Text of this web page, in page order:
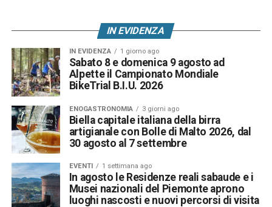
IN EVIDENZA
IN EVIDENZA 1 giorno ago
Sabato 8 e domenica 9 agosto ad
Alpette il Campionato Mondiale
BikeTrial B.I.U. 2026
ENOGASTRONOMIA 3 giorni ago
Biella capitale italiana della birra
artigianale con Bolle di Malto 2026, dal
30 agosto al 7 settembre
EVENTI 1 settimana ago
In agosto le Residenze reali sabaude e i
Musei nazionali del Piemonte aprono
luoghi nascosti e nuovi percorsi di visita